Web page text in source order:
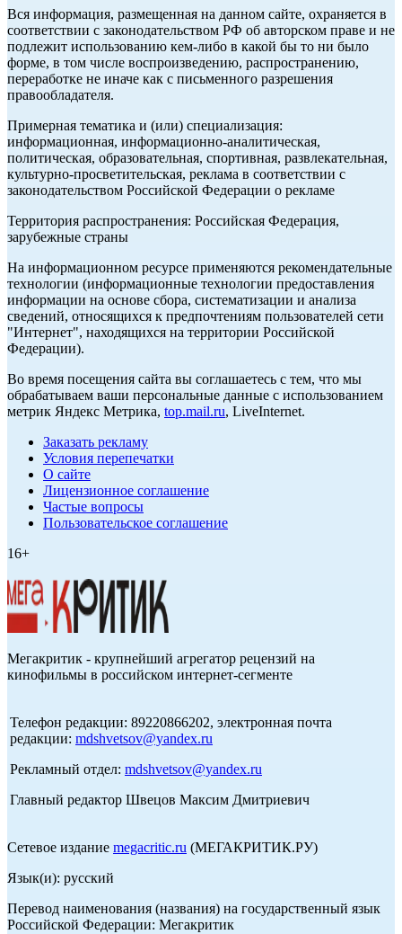
Вся информация, размещенная на данном сайте, охраняется в
соответствии с законодательством РФ об авторском праве и не
подлежит использованию кем-либо в какой бы то ни было
форме, в том числе воспроизведению, распространению,
переработке не иначе как с письменного разрешения
правообладателя.
Примерная тематика и (или) специализация:
информационная, информационно-аналитическая,
политическая, образовательная, спортивная, развлекательная,
культурно-просветительская, реклама в соответствии с
законодательством Российской Федерации о рекламе
Территория распространения: Российская Федерация,
зарубежные страны
На информационном ресурсе применяются рекомендательные
технологии (информационные технологии предоставления
информации на основе сбора, систематизации и анализа
сведений, относящихся к предпочтениям пользователей сети
"Интернет", находящихся на территории Российской
Федерации).
Во время посещения сайта вы соглашаетесь с тем, что мы
обрабатываем ваши персональные данные с использованием
метрик Яндекс Метрика, top.mail.ru, LiveInternet.
Заказать рекламу
Условия перепечатки
О сайте
Лицензионное соглашение
Частые вопросы
Пользовательское соглашение
16+
Мегакритик - крупнейший агрегатор рецензий на
кинофильмы в российском интернет-сегменте
Телефон редакции: 89220866202, электронная почта
редакции: mdshvetsov@yandex.ru
Рекламный отдел: mdshvetsov@yandex.ru
Главный редактор Швецов Максим Дмитриевич
Сетевое издание megacritic.ru (МЕГАКРИТИК.РУ)
Язык(и): русский
Перевод наименования (названия) на государственный язык
Российской Федерации: Мегакритик